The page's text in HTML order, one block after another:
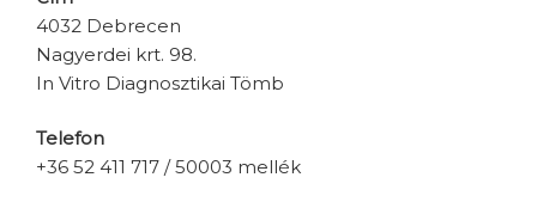
4032 Debrecen
Nagyerdei krt. 98.
In Vitro Diagnosztikai Tömb
Telefon
+36 52 411 717 / 50003 mellék